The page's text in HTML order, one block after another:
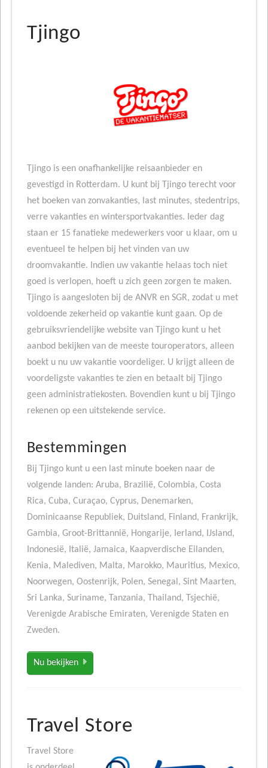
Tjingo
Tjingo is een onafhankelijke reisaanbieder en
gevestigd in Rotterdam. U kunt bij Tjingo terecht voor
het boeken van zonvakanties, last minutes, stedentrips,
verre vakanties en wintersportvakanties. Ieder dag
staan er 15 fanatieke medewerkers voor u klaar, om u
eventueel te helpen bij het vinden van uw
droomvakantie. Indien uw vakantie helaas toch niet
goed is verlopen, hoeft u zich geen zorgen te maken.
Tjingo is aangesloten bij de ANVR en SGR, zodat u met
voldoende zekerheid op vakantie kunt gaan. Op de
gebruiksvriendelijke website van Tjingo kunt u het
aanbod bekijken van de meeste touroperators, alleen
boekt u nu uw vakantie voordeliger. U krijgt alleen de
voordeligste vakanties te zien en betaalt bij Tjingo
geen administratiekosten. Bovendien kunt u bij Tjingo
rekenen op een uitstekende service.
Bestemmingen
Bij Tjingo kunt u een last minute boeken naar de
volgende landen: Aruba, Brazilië, Colombia, Costa
Rica, Cuba, Curaçao, Cyprus, Denemarken,
Dominicaanse Republiek, Duitsland, Finland, Frankrijk,
Gambia, Groot-Brittannië, Hongarije, Ierland, IJsland,
Indonesië, Italië, Jamaica, Kaapverdische Eilanden,
Kenia, Malediven, Malta, Marokko, Mauritius, Mexico,
Noorwegen, Oostenrijk, Polen, Senegal, Sint Maarten,
Sri Lanka, Suriname, Tanzania, Thailand, Tsjechië,
Verenigde Arabische Emiraten, Verenigde Staten en
Zweden.
Nu bekijken
Travel Store
Travel Store